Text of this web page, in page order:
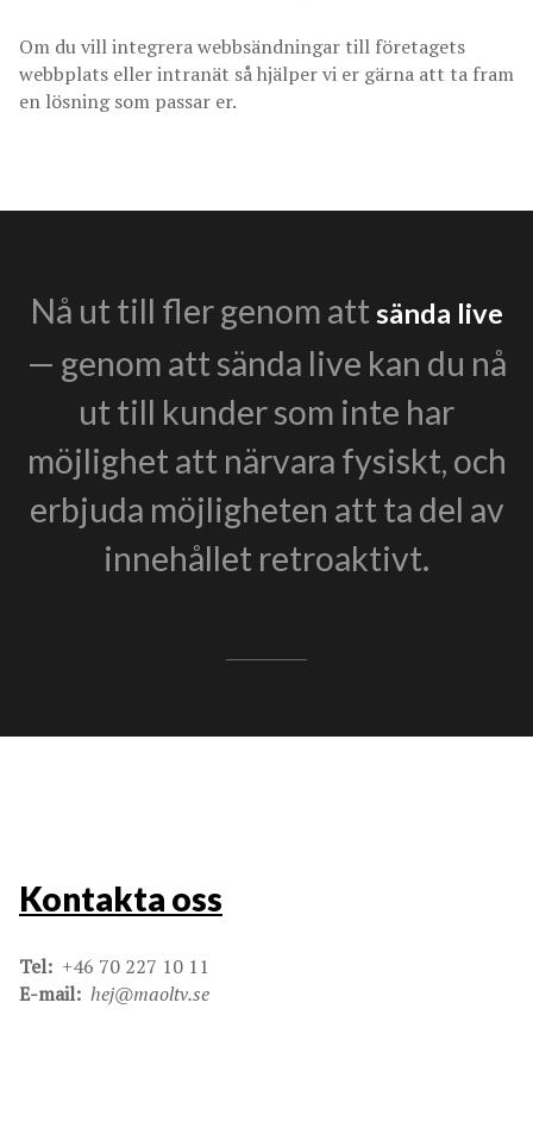
Om du vill integrera webbsändningar till företagets
webbplats eller intranät så hjälper vi er gärna att ta fram
en lösning som passar er.
Nå ut till fler genom att sända live
— genom att sända live kan du nå
ut till kunder som inte har
möjlighet att närvara fysiskt, och
erbjuda möjligheten att ta del av
innehållet retroaktivt.
Kontakta oss
Tel: +46 70 227 10 11
E-mail: hej@maoltv.se